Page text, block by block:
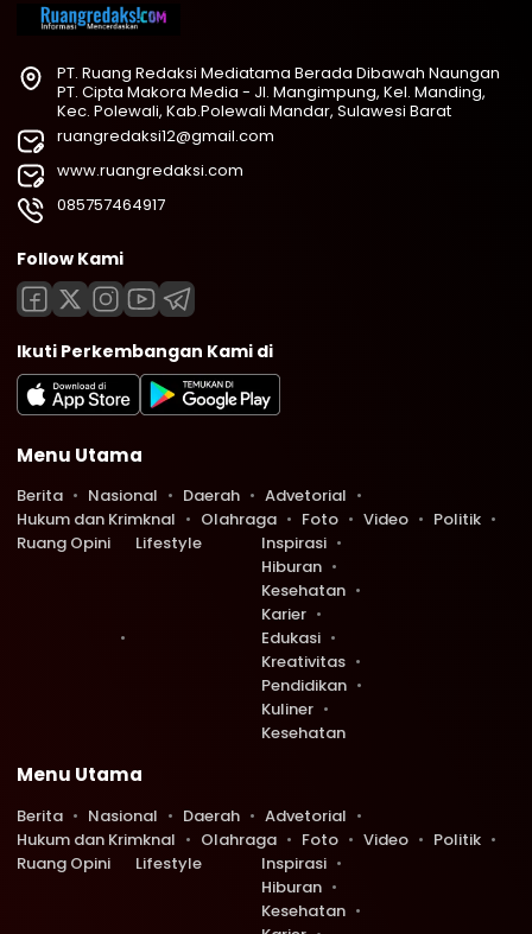
PT. Ruang Redaksi Mediatama Berada Dibawah Naungan
PT. Cipta Makora Media - Jl. Mangimpung, Kel. Manding,
Kec. Polewali, Kab.Polewali Mandar, Sulawesi Barat
ruangredaksi12@gmail.com
www.ruangredaksi.com
085757464917
Follow Kami
Ikuti Perkembangan Kami di
Menu Utama
Berita Nasional Daerah
Advetorial
Hukum dan Krimknal
Olahraga Foto Video
Politik
Ruang Opini
Lifestyle
Inspirasi
Hiburan
Kesehatan
Karier
Edukasi
Kreativitas
Pendidikan
Kuliner
Kesehatan
Menu Utama
Berita Nasional Daerah
Advetorial
Hukum dan Krimknal
Olahraga Foto Video
Politik
Ruang Opini
Lifestyle
Inspirasi
Hiburan
Kesehatan